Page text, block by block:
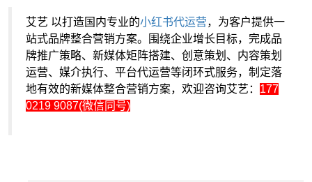
艾艺 以打造国内专业的小红书代运营，为客户提供一
站式品牌整合营销方案。围绕企业增长目标，完成品
牌推广策略、新媒体矩阵搭建、创意策划、内容策划
运营、媒介执行、平台代运营等闭环式服务，制定落
地有效的新媒体整合营销方案，欢迎咨询艾艺： 177
0219 9087(微信同号)